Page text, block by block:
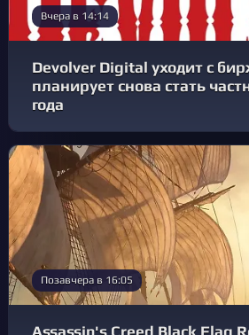
Вчера в 14:14
Devolver Digital уходит с
планирует снова стать
года
Позавчера в 16:05